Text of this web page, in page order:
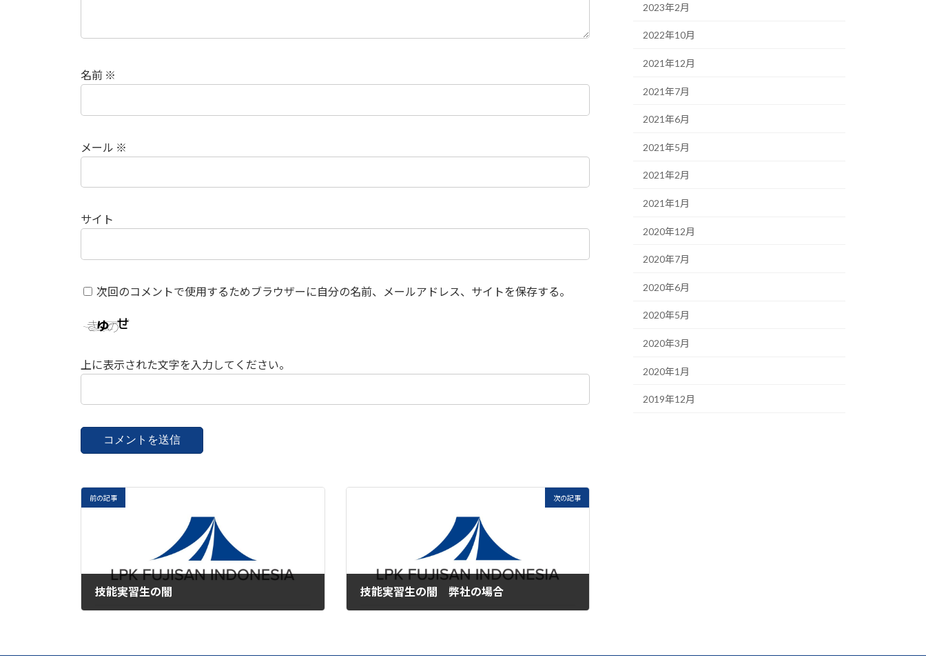
名前 ※
メール ※
サイト
次回のコメントで使用するためブラウザーに自分の名前、メールアドレス、サイトを保存する。
上に表示された文字を入力してください。
前の記事
技能実習生の闇
次の記事
技能実習生の闇 弊社の場合
2023年2月
2022年10月
2021年12月
2021年7月
2021年6月
2021年5月
2021年2月
2021年1月
2020年12月
2020年7月
2020年6月
2020年5月
2020年3月
2020年1月
2019年12月